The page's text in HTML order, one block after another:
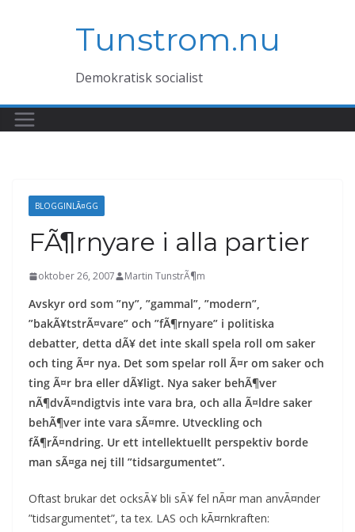
Tunstrom.nu
Demokratisk socialist
BLOGGINLÃ¤GG
FÃ¶rnyare i alla partier
oktober 26, 2007 Martin TunstrÃ¶m
Avskyr ord som ”ny”, ”gammal”, ”modern”,
”bakÃ¥tstrÃ¤vare” och ”fÃ¶rnyare” i politiska
debatter, detta dÃ¥ det inte skall spela roll om saker
och ting Ã¤r nya. Det som spelar roll Ã¤r om saker och
ting Ã¤r bra eller dÃ¥ligt. Nya saker behÃ¶ver
nÃ¶dvÃ¤ndigtvis inte vara bra, och alla Ã¤ldre saker
behÃ¶ver inte vara sÃ¤mre. Utveckling och
fÃ¶rÃ¤ndring. Ur ett intellektuellt perspektiv borde
man sÃ¤ga nej till ”tidsargumentet”.
Oftast brukar det ocksÃ¥ bli sÃ¥ fel nÃ¤r man anvÃ¤nder
”tidsargumentet”, ta tex. LAS och kÃ¤rnkraften: